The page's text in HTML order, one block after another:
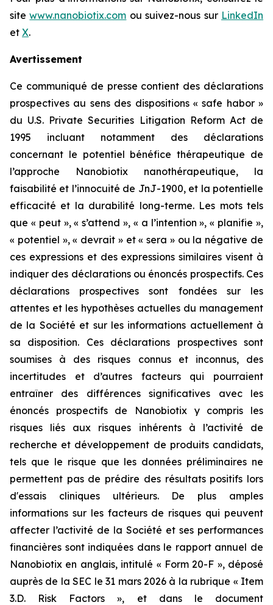
sitewww.nanobiotix.com ou suivez-nous sur LinkedIn
et X.
Avertissement
Ce communiqué de presse contient des déclarations
prospectives au sens des dispositions « safe habor »
du U.S. Private Securities Litigation Reform Act de
1995 incluant notamment des déclarations
concernant le potentiel bénéfice thérapeutique de
l’approche Nanobiotix nanothérapeutique, la
faisabilité et l’innocuité de JnJ-1900, et la potentielle
efficacité et la durabilité long-terme. Les mots tels
que « peut », « s’attend », « a l’intention », « planifie »,
« potentiel », « devrait » et « sera » ou la négative de
ces expressions et des expressions similaires visent à
indiquer des déclarations ou énoncés prospectifs. Ces
déclarations prospectives sont fondées sur les
attentes et les hypothèses actuelles du management
de la Société et sur les informations actuellement à
sa disposition. Ces déclarations prospectives sont
soumises à des risques connus et inconnus, des
incertitudes et d’autres facteurs qui pourraient
entraîner des différences significatives avec les
énoncés prospectifs de Nanobiotix y compris les
risques liés aux risques inhérents à l’activité de
recherche et développement de produits candidats,
tels que le risque que les données préliminaires ne
permettent pas de prédire des résultats positifs lors
d'essais cliniques ultérieurs. De plus amples
informations sur les facteurs de risques qui peuvent
affecter l’activité de la Société et ses performances
financières sont indiquées dans le rapport annuel de
Nanobiotix en anglais, intitulé « Form 20-F », déposé
auprès de la SEC le 31 mars 2026 à la rubrique « Item
3.D. Risk Factors », et dans le document